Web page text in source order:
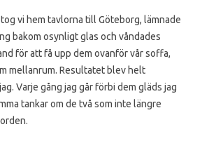
vi hem tavlorna till Göteborg, lämnade
bakom osynligt glas och våndades
för att få upp dem ovanför vår soffa,
mellanrum. Resultatet blev helt
Varje gång jag går förbi dem gläds jag
tankar om de två som inte längre